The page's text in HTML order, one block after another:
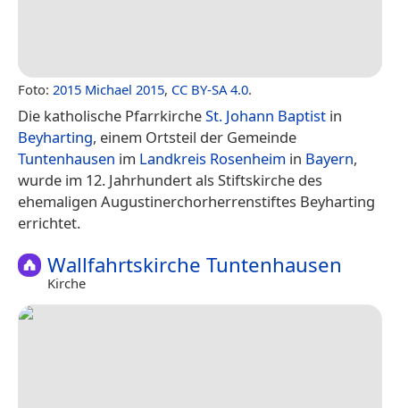
Foto: 2015 Michael 2015, CC BY-SA 4.0.
Die katholische PfarrkircheSt. Johann Baptist in
Beyharting, einem Ortsteil der Gemeinde
Tuntenhausen im Landkreis Rosenheim in Bayern,
wurde im 12. Jahrhundert als Stiftskirche des
ehemaligen Augustinerchorherrenstiftes Beyharting
errichtet.
Wallfahrtskirche Tuntenhausen
Kirche